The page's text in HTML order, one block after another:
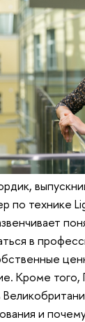
технике
в
Кроме того,
и